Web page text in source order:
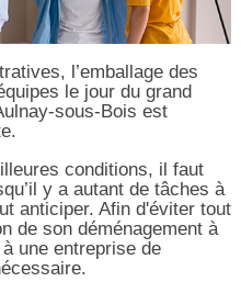
l’emballage des
le jour du grand
sous-Bois est
conditions, il faut
y a autant de tâches à
anticiper. Afin d'éviter tout
de son déménagement à
une entreprise de